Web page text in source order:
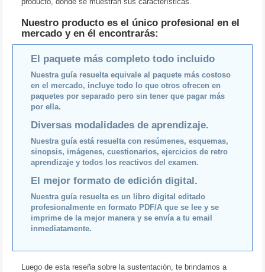
Nuestro producto es el único profesional en el
mercado y en él encontrarás:
El paquete más completo todo incluido
Nuestra guía resuelta equivale al paquete más costoso
en el mercado, incluye todo lo que otros ofrecen en
paquetes por separado pero sin tener que pagar más
por ella.
Diversas modalidades de aprendizaje.
Nuestra guía está resuelta con resúmenes, esquemas,
sinopsis, imágenes, cuestionarios, ejercicios de retro
aprendizaje y todos los reactivos del examen.
El mejor formato de edición digital.
Nuestra guía resuelta es un libro digital editado
profesionalmente en formato PDF/A que se lee y se
imprime de la mejor manera y se envía a tu email
inmediatamente.
Luego de esta reseña sobre la sustentación, te brindamos a